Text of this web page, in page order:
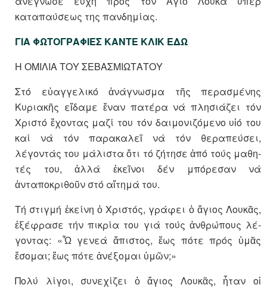
καταπαύσεως της πανδημίας.
ΓΙΑ ΦΩΤΟΓΡΑΦΙΕΣ ΚΑΝΤΕ ΚΛΙΚ ΕΔΩ
Η ΟΜΙΛΙΑ ΤΟΥ ΣΕΒΑΣΜΙΩΤΑΤΟΥ
Στό εὐαγγελικό ἀνάγνωσμα τῆς περασμένης
Κυριακῆς εἴδαμε ἕναν πατέρα νά πλησιάζει τόν
Χριστό ἔχοντας μαζί του τόν δαιμονιζό­μενο υἱό του
καί νά τόν παρακαλεῖ νά τόν θεραπεύσει,
λέγοντάς του μά­λιστα ὅτι τό ζήτησε ἀπό τούς μα­θη­
τές του, ἀλλά ἐκεῖνοι δέν μπό­­ρε­σαν νά
ἀνταποκριθοῦν στό αἴτημά του.
Τή στιγμή ἐκείνη ὁ Χριστός, γρά­φει ὁ ἅγιος Λουκᾶς,
ἐξέφρασε τήν πι­κρία του γιά τούς ἀνθρώ­πους λέ­­
γοντας: «Ὦ γενεά ἄπιστος, ἕως πότε πρός ὑμᾶς
ἔσομαι; ἕως πότε ἀνέ­ξομαι ὑμῶν;»
Πολύ λίγοι, συνεχίζει ὁ ἅγιος Λου­κᾶς, ἦταν οἱ